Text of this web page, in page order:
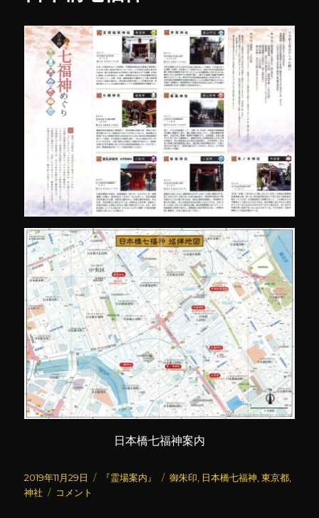
日本橋七福神案内
投
稿
2019年11月29日
カ『霊場案内』
タ
御朱印 日本橋七福神 ,東京都
神社
日
コメント